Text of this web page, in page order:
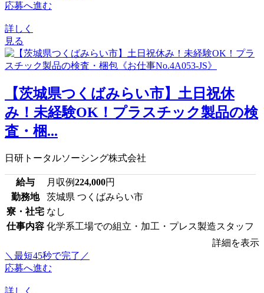
応募へ進む
詳しく
見る
【茨城県つくばみらい市】土日祝休
み！未経験OK！プラスチック製品の検
査・梱...
日研トータルソーシング株式会社
給与 月収例224,000円
勤務地
茨城県 つくばみらい市
寮・社宅 なし
仕事内容 化学系工場での組立・加工・プレス製造スタッフ
詳細を表示
＼最短45秒で完了／
応募へ進む
詳しく